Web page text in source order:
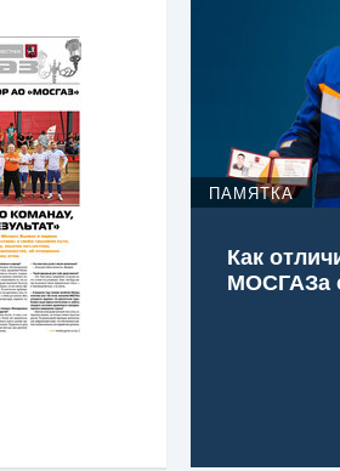
ПАМЯТКА
Как
МОСГАЗа